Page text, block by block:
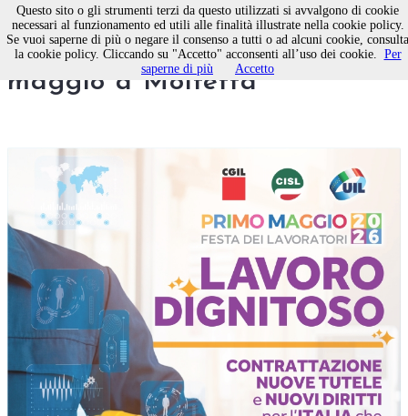
La manifestazione del 1
maggio a Molfetta
Questo sito o gli strumenti terzi da questo utilizzati si avvalgono di cookie
necessari al funzionamento ed utili alle finalità illustrate nella cookie policy.
Se vuoi saperne di più o negare il consenso a tutti o ad alcuni cookie, consulta
la cookie policy. Cliccando su "Accetto" acconsenti all’uso dei cookie. Per
saperne di più
Accetto